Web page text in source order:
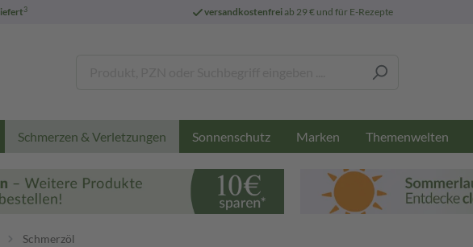
3 versandkostenfreiab 29 € und für E-Rezepte
Schmerzen & Verletzungen Sonnenschutz Marken Themenwelten
Schmerzöl